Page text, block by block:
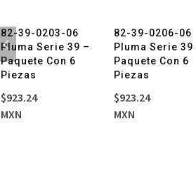
82-39-0203-06
Pluma Serie 39 –
Paquete Con 6
Piezas
$923.24
MXN
82-39-0206-06
Pluma Serie 39
Paquete Con 6
Piezas
$923.24
MXN